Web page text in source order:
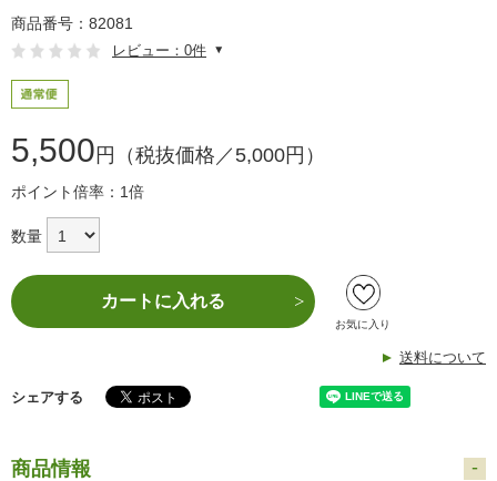
商品番号：82081
レビュー：0件
5,500 円（税抜価格／5,000円）
ポイント倍率：1倍
数量
カートに入れる
お気に入り
送料について
シェアする
商品情報